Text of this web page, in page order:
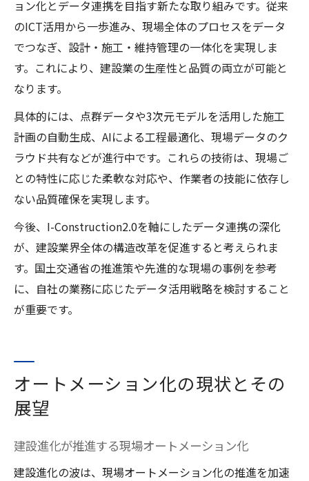
ョン化とデータ連携を目指す新たな取り組みです。従来
のICT活用から一歩進み、現場全体のプロセスをデータ
でつなぎ、設計・施工・維持管理の一体化を実現しま
す。これにより、建設業の生産性と品質の両立が可能と
なります。
具体的には、点群データや3次元モデルを活用した施工
計画の自動生成、AIによる工程最適化、現場データのク
ラウド共有などが進行中です。これらの技術は、現場ご
との特性に応じた柔軟な対応や、作業者の技能に依存し
ない品質確保を実現します。
今後、I-Construction2.0を軸にしたデータ連携の深化
が、建設業界全体の構造改革を促進すると考えられま
す。国土交通省の推進策や先進的な現場の事例を参考
に、自社の業務に応じたデータ活用戦略を検討すること
が重要です。
オートメーション化の現状とその
展望
建設進化が推進する現場オートメーション化
建設進化の波は、現場オートメーション化の推進を加速